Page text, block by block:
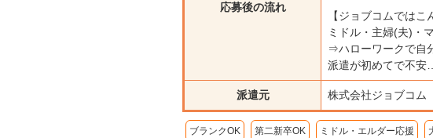
応募後の流れ
【ジョブコムではこ
ミドル・主婦(夫)・
⇒ハローワークで自
派遣が初めてで不安
派遣元 株式会社ジョブコム
ブランクOK 第二新卒OK ミドル・エルダー応援